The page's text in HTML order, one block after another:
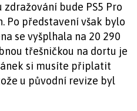
bude PS5 Pro
Po představení však bylo
se vyšplhala na 20 290
třešničkou na dortu je
si musíte připlatit
u původní revize byl